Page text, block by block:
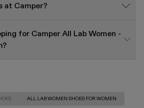
at Camper?
for Camper All Lab Women -
ALL LAB WOMEN SHOES FOR WOMEN